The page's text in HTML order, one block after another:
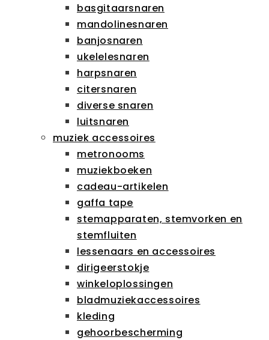
basgitaarsnaren
mandolinesnaren
banjosnaren
ukelelesnaren
harpsnaren
citersnaren
diverse snaren
luitsnaren
muziek accessoires
metronooms
muziekboeken
cadeau-artikelen
gaffa tape
stemapparaten, stemvorken en
stemfluiten
lessenaars en accessoires
dirigeerstokje
winkeloplossingen
bladmuziekaccessoires
kleding
gehoorbescherming